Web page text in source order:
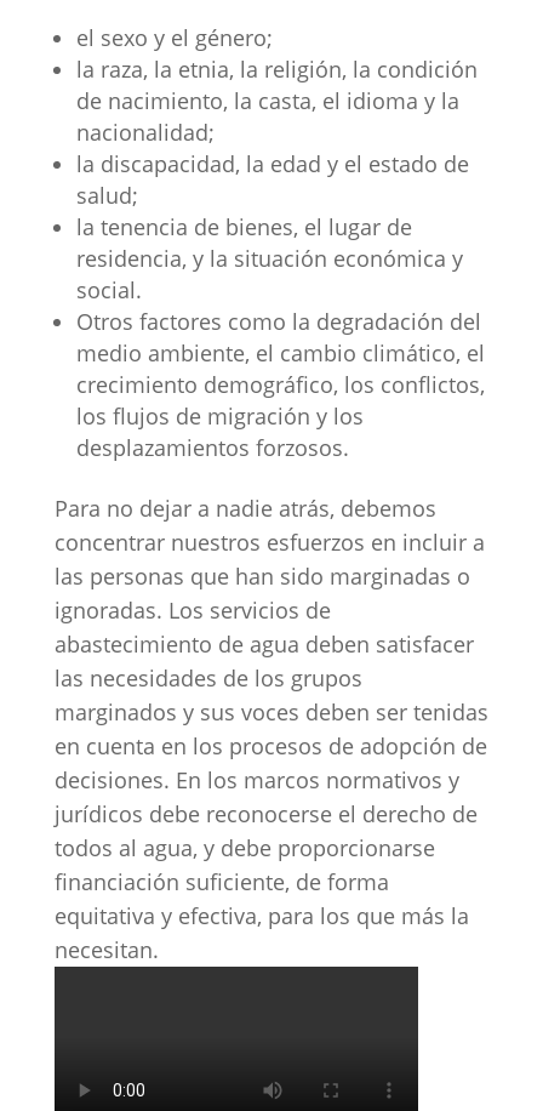
el sexo y el género;
la raza, la etnia, la religión, la condición
de nacimiento, la casta, el idioma y la
nacionalidad;
la discapacidad, la edad y el estado de
salud;
la tenencia de bienes, el lugar de
residencia, y la situación económica y
social.
Otros factores como la degradación del
medio ambiente, el cambio climático, el
crecimiento demográfico, los conflictos,
los flujos de migración y los
desplazamientos forzosos.
Para no dejar a nadie atrás, debemos
concentrar nuestros esfuerzos en incluir a
las personas que han sido marginadas o
ignoradas. Los servicios de
abastecimiento de agua deben satisfacer
las necesidades de los grupos
marginados y sus voces deben ser tenidas
en cuenta en los procesos de adopción de
decisiones. En los marcos normativos y
jurídicos debe reconocerse el derecho de
todos al agua, y debe proporcionarse
financiación suficiente, de forma
equitativa y efectiva, para los que más la
necesitan.